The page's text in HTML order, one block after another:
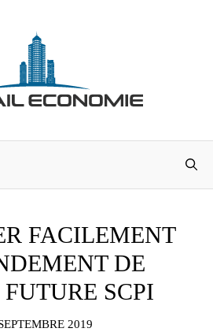
FACILEMENT
DE
SCPI
2019